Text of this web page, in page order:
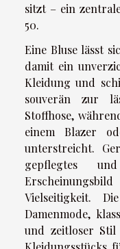
sitzt – ein
50.
Eine Bluse lässt
damit ein
Kleidung und
souverän zur
Stoffhose,
einem Blazer
unterstreicht.
gepflegtes
Vielseitigkeit.
Damenmode,
und zeitloser Stil